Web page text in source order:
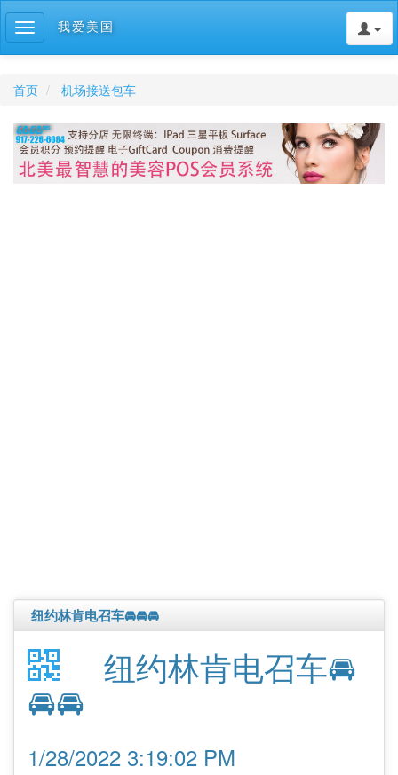
Toggle
navigation
我爱美国
首页 机场接送包车
纽约林肯电召车🚘🚘🚘
纽约林肯电召车🚘
🚘🚘
1/28/2022 3:19:02 PM